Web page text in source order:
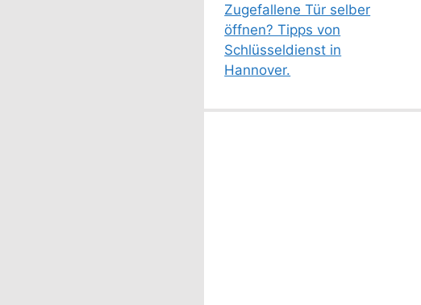
Zugefallene Tür selber
öffnen? Tipps von
Schlüsseldienst in
Hannover.